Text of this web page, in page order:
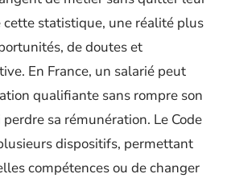
statistique, une réalité plus
de doutes et
En France, un salarié peut
qualifiante sans rompre son
sa rémunération. Le Code
dispositifs, permettant
compétences ou de changer